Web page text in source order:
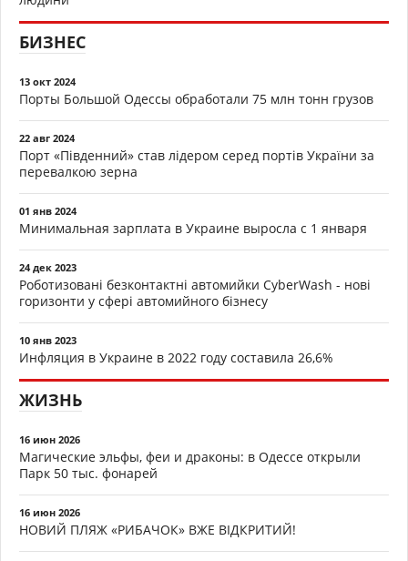
БИЗНЕС
13 окт 2024
Порты Большой Одессы обработали 75 млн тонн грузов
22 авг 2024
Порт «Південний» став лідером серед портів України за
перевалкою зерна
01 янв 2024
Минимальная зарплата в Украине выросла с 1 января
24 дек 2023
Роботизовані безконтактні автомийки CyberWash - нові
горизонти у сфері автомийного бізнесу
10 янв 2023
Инфляция в Украине в 2022 году составила 26,6%
ЖИЗНЬ
16 июн 2026
Магические эльфы, феи и драконы: в Одессе открыли
Парк 50 тыс. фонарей
16 июн 2026
НОВИЙ ПЛЯЖ «РИБАЧОК» ВЖЕ ВІДКРИТИЙ!